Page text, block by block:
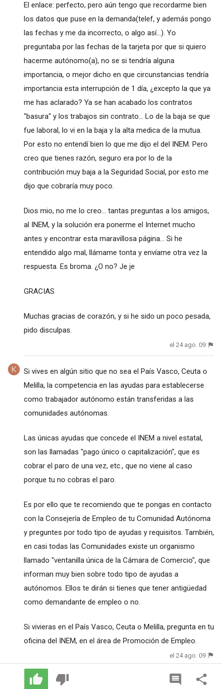
El enlace: perfecto, pero aún tengo que recordarme bien
los datos que puse en la demanda(telef, y además pongo
las fechas y me da incorrecto, o algo así...). Yo
preguntaba por las fechas de la tarjeta por que si quiero
hacerme autónomo(a), no se si tendría alguna
importancia, o mejor dicho en que circunstancias tendría
importancia esta interrupción de 1 día, ¿excepto la que ya
me has aclarado? Ya se han acabado los contratos
"basura" y los trabajos sin contrato... Lo de la baja se que
fue laboral, lo vi en la baja y la alta medica de la mutua.
Por esto no entendí bien lo que me dijo el del INEM. Pero
creo que tienes razón, seguro era por lo de la
contribución muy baja a la Seguridad Social, por esto me
dijo que cobraría muy poco.
Dios mio, no me lo creo... tantas preguntas a los amigos,
al INEM, y la solución era ponerme el Internet mucho
antes y encontrar esta maravillosa página... Si he
entendido algo mal, llámame tonta y envíame otra vez la
respuesta. Es broma. ¿O no? Je je
GRACIAS
Muchas gracias de corazón, y si he sido un poco pesada,
pido disculpas.
el 24 ago. 09
Si vives en algún sitio que no sea el País Vasco, Ceuta o
Melilla, la competencia en las ayudas para establecerse
como trabajador autónomo están transferidas a las
comunidades autónomas.
Las únicas ayudas que concede el INEM a nivel estatal,
son las llamadas "pago único o capitalización", que es
cobrar el paro de una vez, etc., que no viene al caso
porque tu no cobras el paro.
Es por ello que te recomiendo que te pongas en contacto
con la Consejería de Empleo de tu Comunidad Autónoma
y preguntes por todo tipo de ayudas y requisitos. También,
en casi todas las Comunidades existe un organismo
llamado "ventanilla única de la Cámara de Comercio", que
informan muy bien sobre todo tipo de ayudas a
autónomos. Ellos te dirán si tienes que tener antigüedad
como demandante de empleo o no.
Si vivieras en el País Vasco, Ceuta o Melilla, pregunta en tu
oficina del INEM, en el área de Promoción de Empleo.
el 24 ago. 09